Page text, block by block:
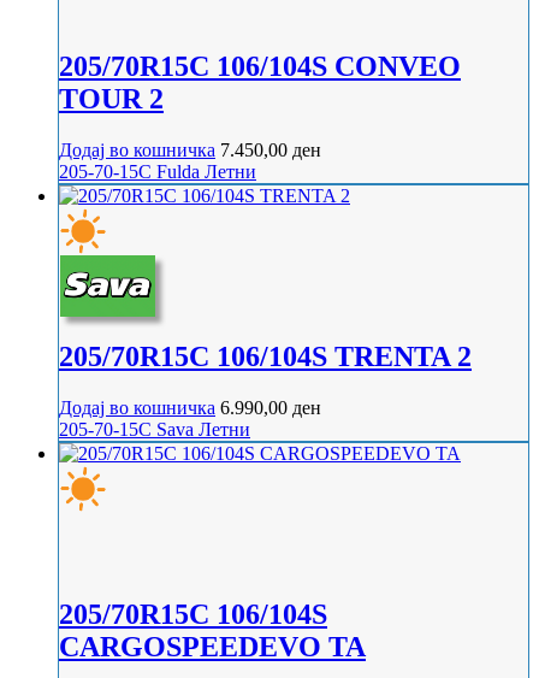
205/70R15C 106/104S CONVEO
TOUR 2
Додај во кошничка 7.450,00 ден
205-70-15C Fulda Летни
205/70R15C 106/104S TRENTA 2
Додај во кошничка 6.990,00 ден
205-70-15C Sava Летни
205/70R15C 106/104S
CARGOSPEEDEVO TA